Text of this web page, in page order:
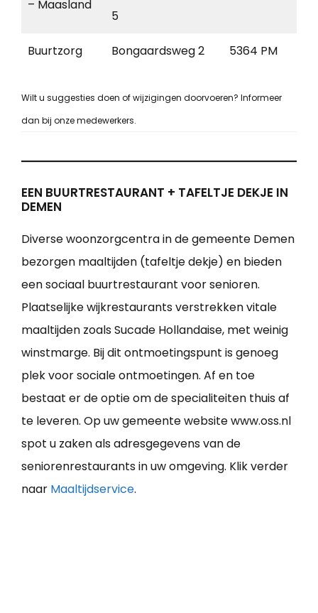
– Maasland
5
Buurtzorg Bongaardsweg 2 5364 PM
Wilt u suggesties doen of wijzigingen doorvoeren? Informeer
dan bij onze medewerkers.
EEN BUURTRESTAURANT + TAFELTJE DEKJE IN
DEMEN
Diverse woonzorgcentra in de gemeente Demen
bezorgen maaltijden (tafeltje dekje) en bieden
een sociaal buurtrestaurant voor senioren.
Plaatselijke wijkrestaurants verstrekken vitale
maaltijden zoals Sucade Hollandaise, met weinig
winstmarge. Bij dit ontmoetingspunt is genoeg
plek voor sociale ontmoetingen. Af en toe
bestaat er de optie om de specialiteiten thuis af
te leveren. Op uw gemeente website www.oss.nl
spot u zaken als adresgegevens van de
seniorenrestaurants in uw omgeving. Klik verder
naar Maaltijdservice.